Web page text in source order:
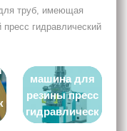
труб, имеющая
гидравлический
машина для
резины пресс
гидравлическ